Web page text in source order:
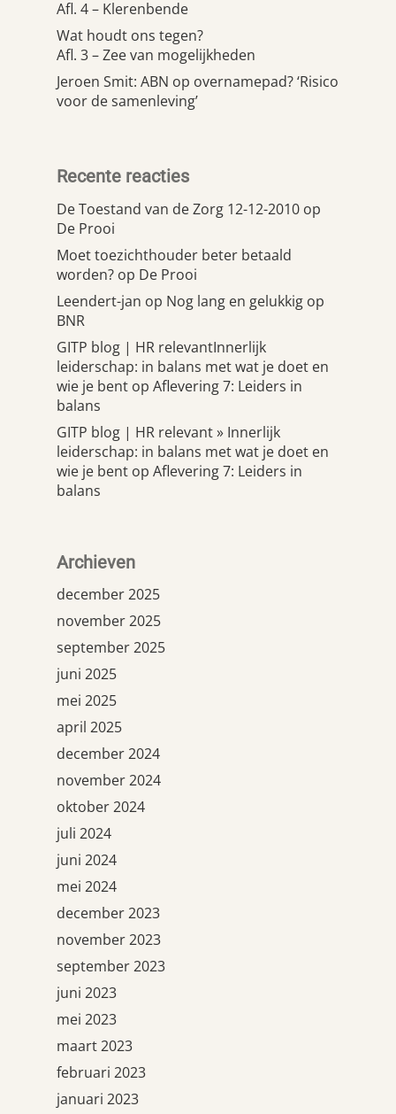
Afl. 4 – Klerenbende
Wat houdt ons tegen?
Afl. 3 – Zee van mogelijkheden
Jeroen Smit: ABN op overnamepad? ‘Risico
voor de samenleving’
Recente reacties
De Toestand van de Zorg 12-12-2010 op
De Prooi
Moet toezichthouder beter betaald
worden? op De Prooi
Leendert-jan op Nog lang en gelukkig op
BNR
GITP blog | HR relevantInnerlijk
leiderschap: in balans met wat je doet en
wie je bent op Aflevering 7: Leiders in
balans
GITP blog | HR relevant » Innerlijk
leiderschap: in balans met wat je doet en
wie je bent op Aflevering 7: Leiders in
balans
Archieven
december 2025
november 2025
september 2025
juni 2025
mei 2025
april 2025
december 2024
november 2024
oktober 2024
juli 2024
juni 2024
mei 2024
december 2023
november 2023
september 2023
juni 2023
mei 2023
maart 2023
februari 2023
januari 2023